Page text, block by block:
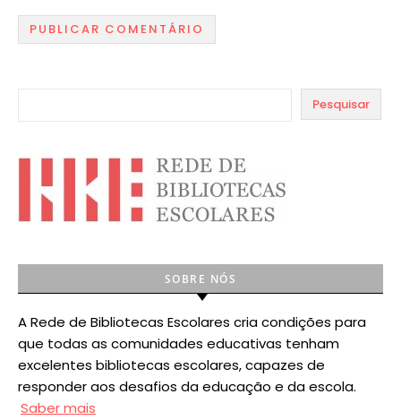
Pesquisar
SOBRE NÓS
A Rede de Bibliotecas Escolares cria condições para
que todas as comunidades educativas tenham
excelentes bibliotecas escolares, capazes de
responder aos desafios da educação e da escola.
Saber mais